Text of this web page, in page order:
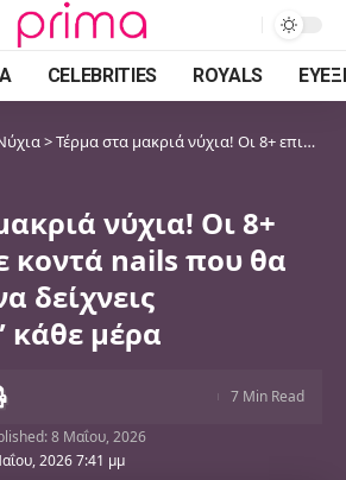
CELEBRITIES ROYALS
>Τέρμα στα μακριά νύχια! Οι 8+ επιλογές σε κοντά nails που θα σε κάνουν να δείχνεις “expensive” κάθε μέρα
νύχια! Οι 8+
κοντά nails που θα
δείχνεις
κάθε μέρα
2026 7:41 μμ
8 Μαΐου, 2026
7 Min Read